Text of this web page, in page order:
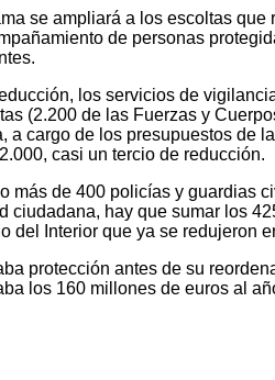
se ampliará a los escoltas
de personas
los servicios de
(2.200 de las Fuerzas y
a cargo de los presupuestos de
casi un tercio de reducción.
más de 400 policías y guardias
ciudadana, hay que sumar los
del Interior que ya se redujeron
protección antes de su
los 160 millones de euros al